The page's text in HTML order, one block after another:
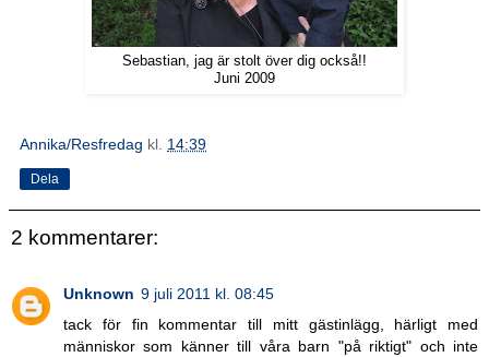
Sebastian, jag är stolt över dig också!!
Juni 2009
Annika/Resfredag kl. 14:39
Dela
2 kommentarer:
Unknown 9 juli 2011 kl. 08:45
tack för fin kommentar till mitt gästinlägg, härligt med
människor som känner till våra barn "på riktigt" och inte